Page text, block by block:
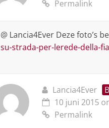
Permalink
@ Lancia4Ever Deze foto’s
su-strada-per-lerede-della-
Lancia4Ever
10 juni 2015
Permalink